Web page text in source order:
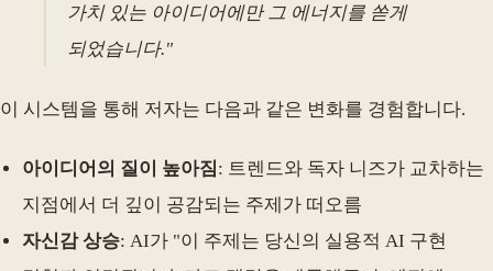
가치 있는 아이디어에만 그 에너지를 쏟게
되었습니다."
이 시스템을 통해 저자는 다음과 같은 변화를 경험합니다.
아이디어의 질이 높아짐: 트렌드와 독자 니즈가 교차하는
지점에서 더 깊이 공감되는 주제가 떠오름
자신감 상승: AI가 "이 주제는 당신의 실용적 AI 구현